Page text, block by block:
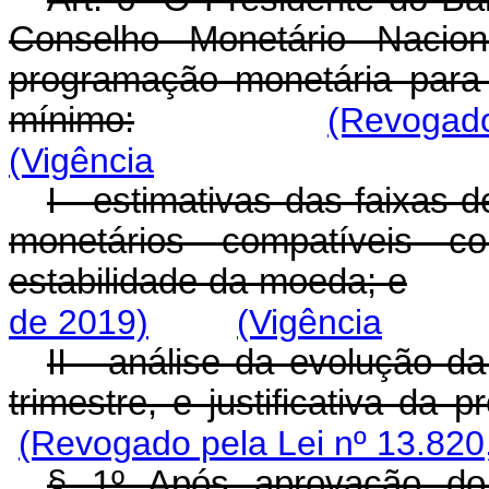
Conselho Monetário
programação monetária
mínimo:
(Vigência
I - estimativas das faixas
monetários compatíveis
estabilidade da moeda; e
de 2019)
(Vigência
II - análise da evolução
trimestre, e justificativa da
(Revogado pela Lei nº